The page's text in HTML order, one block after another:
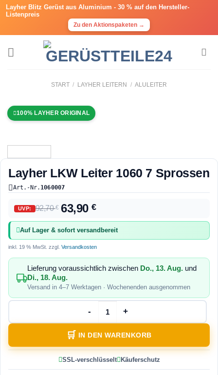
Layher Blitz Gerüst aus Aluminium - 30 % auf den Hersteller-
Listenpreis
Zu den Aktionspaketen →
START / LAYHER LEITERN / ALULEITER
100% LAYHER ORIGINAL
Layher LKW Leiter 1060 7 Sprossen
Art.-Nr. 1060007
UVP: 92,70€ 63,90€
Auf Lager & sofort versandbereit
inkl. 19 % MwSt. zzgl. Versandkosten
Lieferung voraussichtlich zwischen Do., 13. Aug. und
Di., 18. Aug.
Versand in 4–7 Werktagen · Wochenenden ausgenommen
IN DEN WARENKORB
SSL-verschlüsselt Käuferschutz